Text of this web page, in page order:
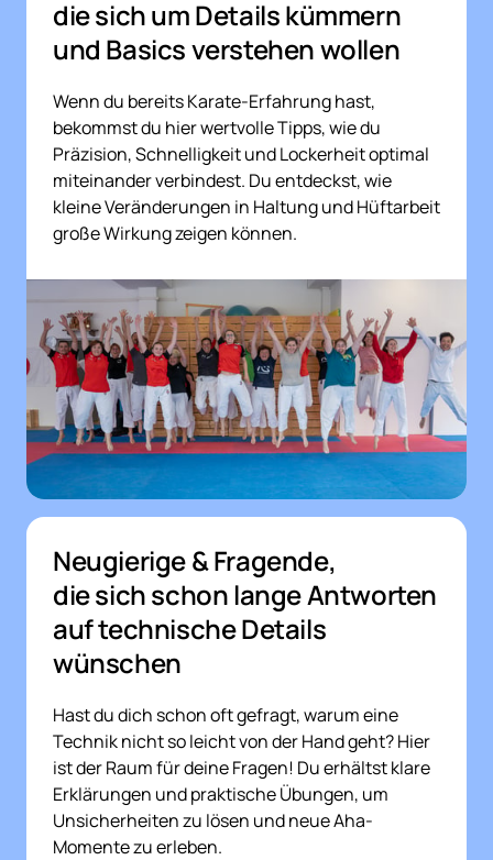
die sich um Details kümmern
und Basics verstehen wollen
Wenn du bereits Karate-Erfahrung hast,
bekommst du hier wertvolle Tipps, wie du
Präzision, Schnelligkeit und Lockerheit optimal
miteinander verbindest. Du entdeckst, wie
kleine Veränderungen in Haltung und Hüftarbeit
große Wirkung zeigen können.
Neugierige & Fragende,
die sich schon lange Antworten
auf technische Details
wünschen
Hast du dich schon oft gefragt, warum eine
Technik nicht so leicht von der Hand geht? Hier
ist der Raum für deine Fragen! Du erhältst klare
Erklärungen und praktische Übungen, um
Unsicherheiten zu lösen und neue Aha-
Momente zu erleben.